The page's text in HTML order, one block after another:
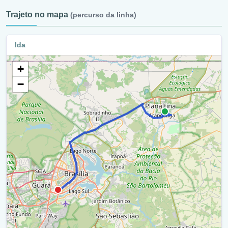
Q 11A - Q 11B Setor Habitacional Arapoangas / Ra Vi
Df-130 / Ra Vi
Rodovia Do Pimentão/Df-230 / Ra Vi
Morro Da Capelinha / Ra Vi
Rodovia Do Pimentão/Df-230 / Ra Vi
Df-128 / Ra Vi
Rodovia Do Pimentão/Df-230 / Ra Vi
Br-020 / Ra Vi
Retorno - Br-020 (Df-335) / Ra Vi
Rotatória / Ra I
W3 Sul / Ra I
Viaduto - W3 Sul (Viaduto W3 Sul - Espm) / Ra I
Rotatória / Ra I
Espm / Ra I
Rotatória / Ra I
Trevo De Triagem Sul / Ra I
Rotatória / Ra I
Viaduto (Trevo De Triagem Sul) / Ra I
Eixo Rodoviário / Df - 002 / Ra I
Rotatória / Ra I
Trajeto no mapa (percurso da linha)
Ida
+
−